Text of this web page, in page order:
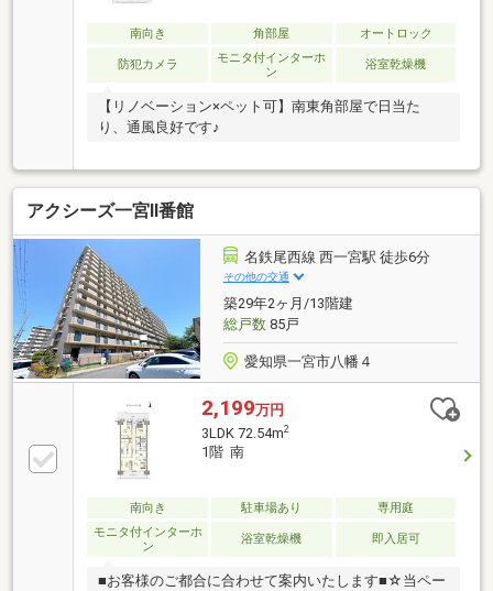
+リノベーションナカジツなら不動産のプロと建築の
プロがワンストップで対応するので、住まいに関する
ことなら全て任せることができます！
南向き 角部屋 オートロック
防犯カメラ
モニタ付インターホ
ン
浴室乾燥機
【リノベーション×ペット可】南東角部屋で日当た
り、通風良好です♪
アクシーズ一宮Ⅱ番館
名鉄尾西線 西一宮駅 徒歩6分
その他の交通
築29年2ヶ月/13階建
総戸数85戸
愛知県一宮市八幡４
2,199万円
3LDK 72.54m2
1階 南
南向き 駐車場あり
専用庭
モニタ付インターホ
ン
浴室乾燥機 即入居可
■お客様のご都合に合わせて案内いたします■☆当ペー